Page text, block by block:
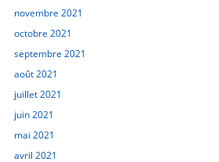
novembre 2021
octobre 2021
septembre 2021
août 2021
juillet 2021
juin 2021
mai 2021
avril 2021